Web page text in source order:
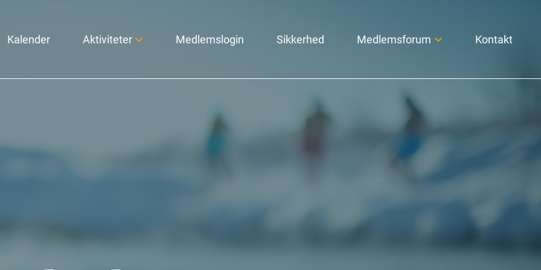
Kalender Aktiviteter Medlemslogin Sikkerhed Medlemsforum Kontakt